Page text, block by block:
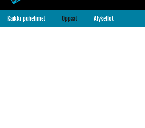
Kaikki puhelimet Oppaat Älykellot